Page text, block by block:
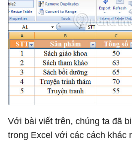
Với bài viết trên, chúng ta đã
trong Excel với các cách khác